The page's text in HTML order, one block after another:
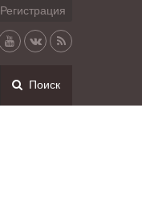
Регистрация
Поиск